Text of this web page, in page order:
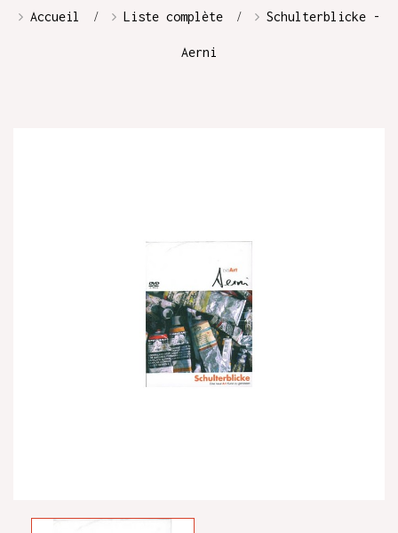
Accueil Liste complète Schulterblicke -
Aerni